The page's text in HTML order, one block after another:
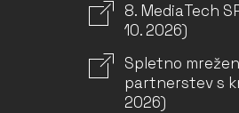
8. MediaTech
10. 2026)
Spletno
partnerstev s
2026)